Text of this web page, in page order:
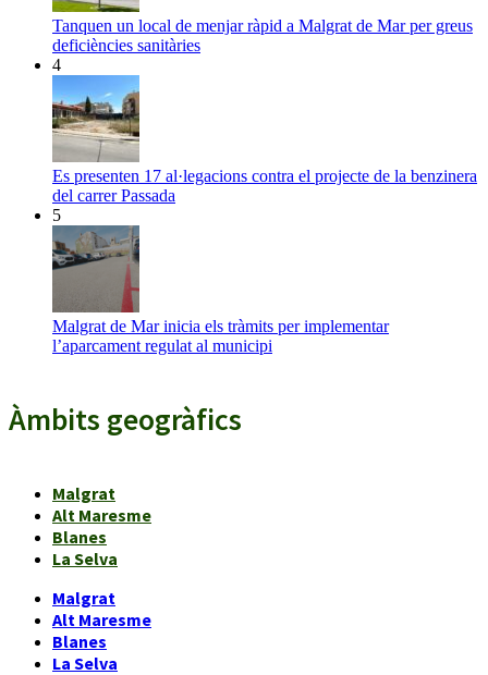
Tanquen un local de menjar ràpid a Malgrat de Mar per greus
deficiències sanitàries
4
Es presenten 17 al·legacions contra el projecte de la benzinera
del carrer Passada
5
Malgrat de Mar inicia els tràmits per implementar
l’aparcament regulat al municipi
Àmbits geogràfics
Malgrat
Alt Maresme
Blanes
La Selva
Malgrat
Alt Maresme
Blanes
La Selva